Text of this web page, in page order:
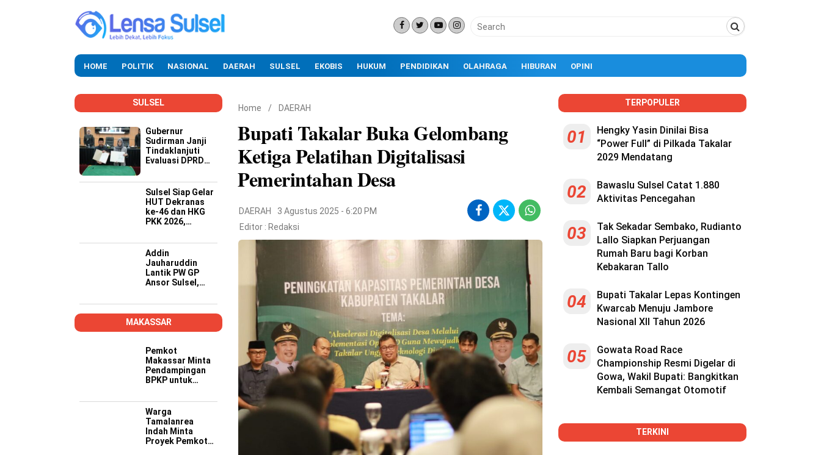
HOME POLITIK NASIONAL DAERAH SULSEL EKOBIS HUKUM PENDIDIKAN OLAHRAGA HIBURAN OPINI
SULSEL
Gubernur
Sudirman Janji
Tindaklanjuti
Evaluasi DPRD
Buruk OPD
Sulsel Siap Gelar
HUT Dekranas
ke-46 dan HKG
PKK 2026,
Promosi Wastra-
Kriya hingga
Dongkrak
Ekonomi Daerah
Addin
Jauharuddin
Lantik PW GP
Ansor Sulsel,
Kompeten,
Kreatif, dan Siap
Wujudkan
Ketahanan
MAKASSAR
Pemkot
Makassar Minta
Pendampingan
BPKP untuk
PSEL Sesuai
Regulasi
Warga
Tamalanrea
Indah Minta
Proyek Pemkot
Home / DAERAH
Bupati Takalar Buka Gelombang
Ketiga Pelatihan Digitalisasi
Pemerintahan Desa
DAERAH
3 Agustus 2025 - 6:20 PM
Editor : Redaksi
TERPOPULER
01
Hengky Yasin Dinilai Bisa
“Power Full” di Pilkada Takalar
2029 Mendatang
02
Bawaslu Sulsel Catat 1.880
Aktivitas Pencegahan
03
Tak Sekadar Sembako, Rudianto
Lallo Siapkan Perjuangan
Rumah Baru bagi Korban
Kebakaran Tallo
04
Bupati Takalar Lepas Kontingen
Kwarcab Menuju Jambore
Nasional XII Tahun 2026
05
Gowata Road Race
Championship Resmi Digelar di
Gowa, Wakil Bupati: Bangkitkan
Kembali Semangat Otomotif
TERKINI